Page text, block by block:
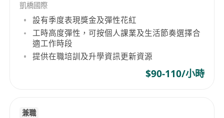
凱橋國際
設有季度表現獎金及彈性花紅
工時高度彈性，可按個人課業及生活節奏選擇合
適工作時段
提供在職培訓及升學資訊更新資源
$90-110/小時
兼職